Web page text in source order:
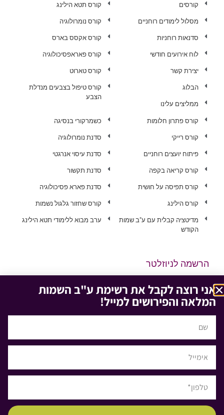
קורסים
מסלול לימודים רוחניים
סדנאות רוחניות
לוח אירועים חודשי
יצירת קשר
הבלוג
ממליצים עלינו
קורס תטא הילינג
קורס נומרולוגיה
קורס אקסס בארס
קורס פאראפסיכולוגיה
קורס טארוט
קורס טיפול בצבעים מנדלת
הצבע
קורס פתרון חלומות
קורס רייקי
פיתוח יועצים רוחניים
קורס קריאה בקפה
קורס תפיסה על חושית
קורס הילינג
מדיטציה קבלית עם ע"ב שמות
הקודש
כשמרקורי בנסיגה
סדנת נומרולוגיה
סדנת עיסוי אנרגטי
סדנת תקשור
סדנת פארא פסיכולוגיה
קורס שחזור גלגול נשמות
ערב מבוא ללימודי תטא הילינג
הרשמה לניוזלטר
אתר זה עושה שימוש
לרבות Cookies וצדדים
ושיווק. המשך השימוש באתר
אני רוצה לקבל את רשימת ע"ב השמות
המלאה והפירושים למייל!